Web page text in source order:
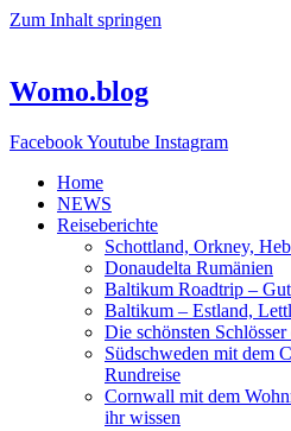
Zum Inhalt springen
Womo.blog
FacebookYoutube Instagram
Home
NEWS
Reiseberichte
Schottland, Orkney,
Donaudelta Rumänien
Baltikum Roadtrip –
Baltikum – Estland,
Die schönsten
Südschweden mit dem
Rundreise
Cornwall mit dem
ihr wissen